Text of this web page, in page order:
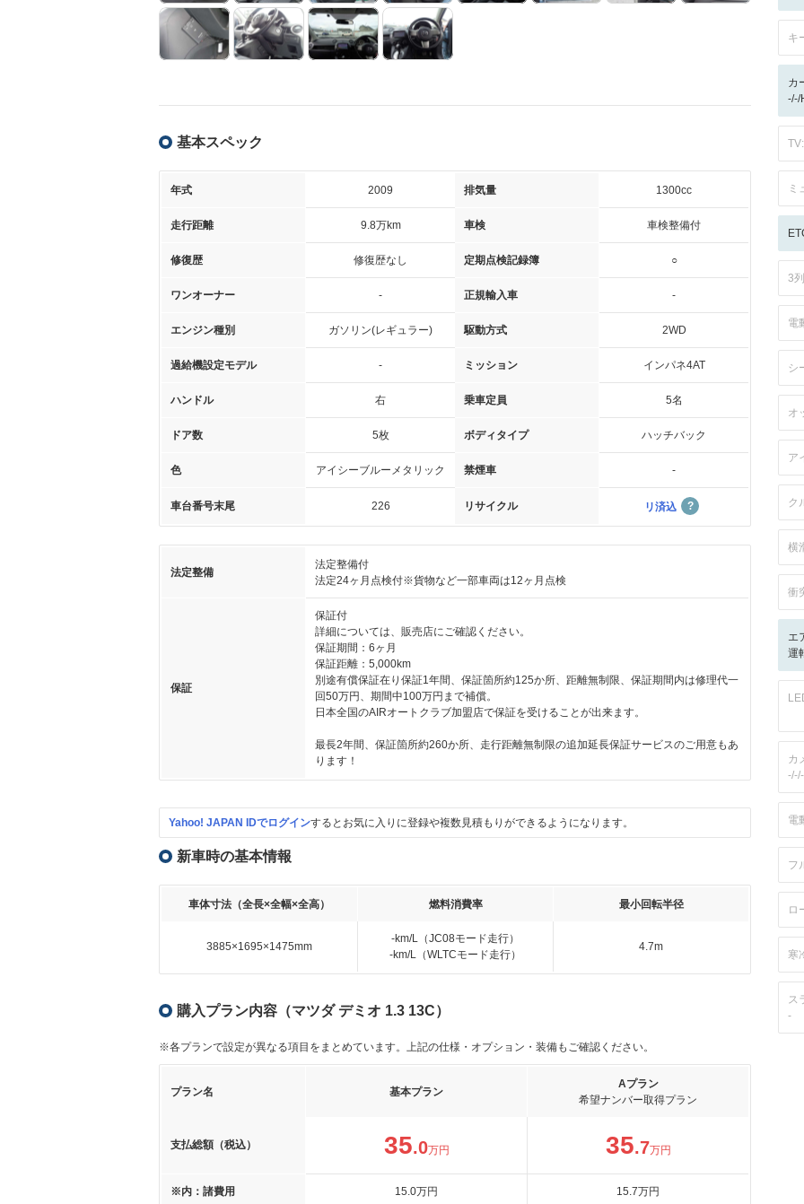
基本スペック
年式 2009 排気量 1300cc
走行距離 9.8万km 車検 車検整備付
修復歴 修復歴なし 定期点検記録簿 ○
ワンオーナー - 正規輸入車 -
エンジン種別 ガソリン(レギュラー) 駆動方式 2WD
過給機設定モデル - ミッション インパネ4AT
ハンドル 右 乗車定員 5名
ドア数 5枚 ボディタイプ ハッチバック
色 アイシーブルーメタリック 禁煙車 -
車台番号末尾 226 リサイクル リ済込
法定整備
法定整備付
法定24ヶ月点検付※貨物など一部車両は12ヶ月点検
保証
保証付
詳細については、販売店にご確認ください。
保証期間：6ヶ月
保証距離：5,000km
別途有償保証在り保証1年間、保証箇所約125か所、距離無制限、保証期間内は修理代一
回50万円、期間中100万円まで補償。
日本全国のAIRオートクラブ加盟店で保証を受けることが出来ます。
最長2年間、保証箇所約260か所、走行距離無制限の追加延長保証サービスのご用意もあ
ります！
Yahoo! JAPAN IDでログインするとお気に入りに登録や複数見積もりができるようになります。
新車時の基本情報
車体寸法（全長×全幅×全高） 燃料消費率 最小回転半径
3885×1695×1475mm
-km/L（JC08モード走行）
-km/L（WLTCモード走行）
4.7m
購入プラン内容（マツダ デミオ 1.3 13C）
※各プランで設定が異なる項目をまとめています。上記の仕様・オプション・装備もご確認ください。
プラン名 基本プラン
Aプラン
希望ナンバー取得プラン
支払総額（税込） 35.0万円 35.7万円
※内：諸費用 15.0万円 15.7万円
キ
カ
-/-/
ミ
3
電
シ
オ
ア
ク
横
衝
エ
運
カ
電
フ
ロ
寒
ス
-